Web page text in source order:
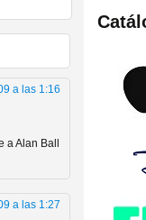
a las 1:16
Alan Ball
a las 1:27